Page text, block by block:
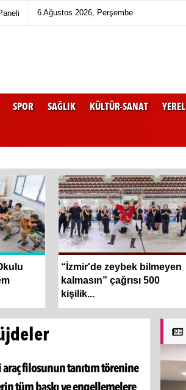
6 Ağustos 2026, Perşembe
SPOR SAĞLIK KÜLTÜR-SANAT YEREL
“İzmir'de zeybek bilmeyen
kalmasın” çağrısı 500
kişilik...
araç filosunun tanıtım törenine